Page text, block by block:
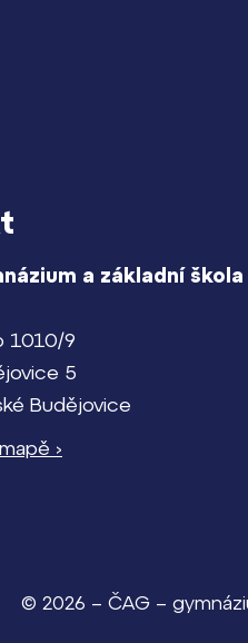
a základní škola
1010/9
5
Budějovice
›
© 2026 – ČAG –